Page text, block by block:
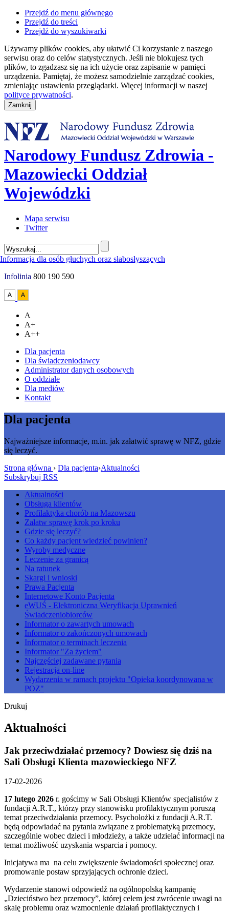
Przejdź do menu głównego
Przejdź do treści
Przejdź do wyszukiwarki
Używamy plików cookies, aby ułatwić Ci korzystanie z naszego
serwisu oraz do celów statystycznych. Jeśli nie blokujesz tych
plików, to zgadzasz się na ich użycie oraz zapisanie w pamięci
urządzenia. Pamiętaj, że możesz samodzielnie zarządzać cookies,
zmieniając ustawienia przeglądarki. Więcej informacji w naszej
polityce prywatności.
Narodowy Fundusz Zdrowia -
Mazowiecki Oddział
Wojewódzki
Mapa serwisu
Twitter
Infolinia 800 190 590
A
A+
A++
Dla pacjenta
Dla świadczeniodawcy
Administrator danych osobowych
O oddziale
Dla mediów
Kontakt
Dla pacjenta
Najważniejsze informacje, m.in. jak załatwić sprawę w NFZ, gdzie
się leczyć.
Strona główna › Dla pacjenta›Aktualności
Subskrybuj RSS
Aktualności
Obsługa klientów
Profilaktyka chorób na Mazowszu
Załatw sprawę krok po kroku
Gdzie się leczyć?
Co każdy pacjent wiedzieć powinien?
Wyroby medyczne
Leczenie za granicą
Na ratunek
Skargi i wnioski
Prawa Pacjenta
Internetowe Konto Pacjenta
eWUŚ - Elektroniczna Weryfikacja Uprawnień
Świadczeniobiorców
Informator o zawartych umowach
Informator o zakończonych umowach
Informator o terminach leczenia
Informator "Za życiem"
Najczęściej zadawane pytania
Rejestracja on-line
Wydarzenia w ramach projektu "Opieka koordynowana w
POZ"
Drukuj
Aktualności
Jak przeciwdziałać przemocy? Dowiesz się dziś na
Sali Obsługi Klienta mazowieckiego NFZ
17-02-2026
17 lutego 2026 r. gościmy w Sali Obsługi Klientów specjalistów z
fundacji A.R.T., którzy przy stanowisku profilaktycznym poruszą
temat przeciwdziałania przemocy. Psycholożki z fundacji A.R.T.
będą odpowiadać na pytania związane z problematyką przemocy,
szczególnie wobec dzieci i młodzieży, a także udzielać informacji na
temat możliwość uzyskania wsparcia i pomocy.
Inicjatywa ma na celu zwiększenie świadomości społecznej oraz
promowanie postaw sprzyjających ochronie dzieci.
Wydarzenie stanowi odpowiedź na ogólnopolską kampanię
„Dzieciństwo bez przemocy”, której celem jest zwrócenie uwagi na
skalę problemu oraz wzmocnienie działań profilaktycznych i